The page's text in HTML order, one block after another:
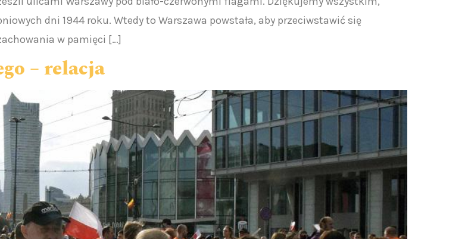
dni 1944 roku. Wtedy to Warszawa powstała, aby przeciwstawić się
w pamięci […]
– relacja